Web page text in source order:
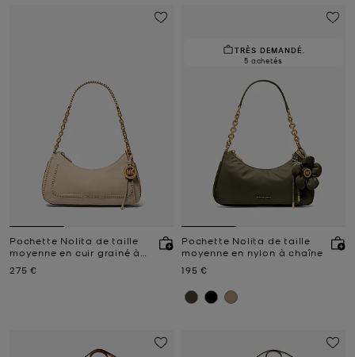
Pochette Nolita de taille
moyenne en cuir grainé à
Prix actuel
275 €
TRÈS DEMANDÉ.
5 achetés
Pochette Nolita de taille
moyenne en nylon à chaîne
Prix actuel
195 €